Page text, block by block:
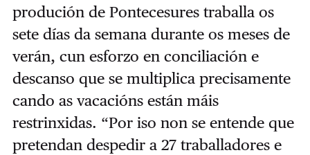
produción de Pontecesures traballa os
sete días da semana durante os meses de
verán, cun esforzo en conciliación e
descanso que se multiplica precisamente
cando as vacacións están máis
restrinxidas. “Por iso non se entende que
pretendan despedir a 27 traballadores e